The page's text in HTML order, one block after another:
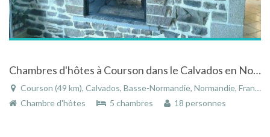
Chambres d'hôtes à Courson dans le Calvados en Normandie
Courson (49 km), Calvados, Basse-Normandie, Normandie, France
Chambre d'hôtes
5 chambres 18 personnes